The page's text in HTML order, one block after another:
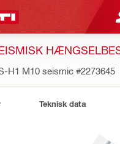
H1 M10 seismic #2273645
Teknisk data